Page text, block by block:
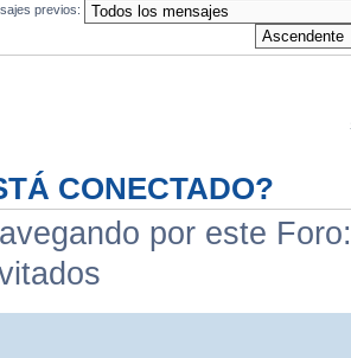
previos:
CONECTADO?
por este